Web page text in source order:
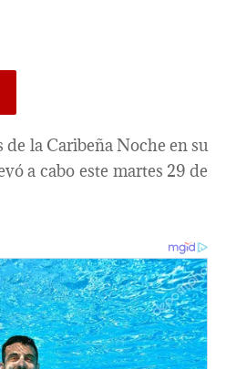
de la Caribeña Noche en su
a cabo este martes 29 de